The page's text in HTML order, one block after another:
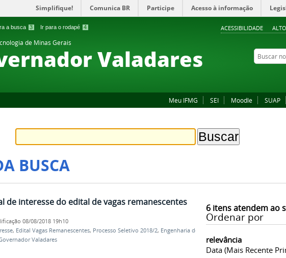
a busca 3 Ir para o rodapé 4 ACESSIBILIDADE
Simplifique! Comunica BR Participe Acesso à informação
de Minas Gerais
Valadares Buscar no
Meu IFMG SEI Moodle SUAP
BUSCA
6itens atendem ao
Ordenar por
relevância
Data (mais Recente
de interesse do edital de vagas remanescentes
08/08/2018 19h10
, Edital Vagas Remanescentes, Processo Seletivo 2018/2, Engenharia de
Valadares